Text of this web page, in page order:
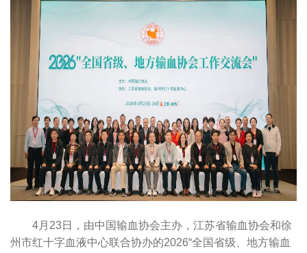
4月23日，由中国输血协会主办，江苏省输血协会和徐
州市红十字血液中心联合协办的2026“全国省级、地方输血